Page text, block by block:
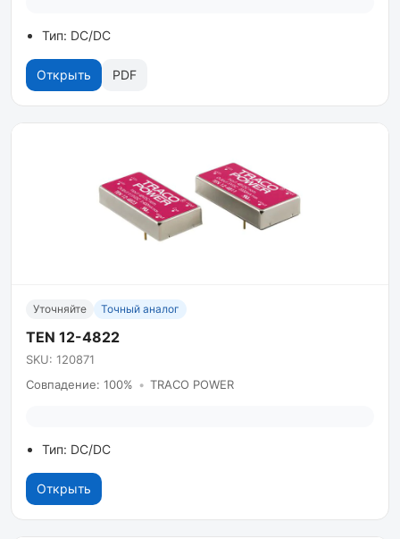
Тип: DC/DC
Открыть PDF
Уточняйте Точный аналог
TEN 12-4822
SKU: 120871
Совпадение: 100% • TRACO POWER
Тип: DC/DC
Открыть